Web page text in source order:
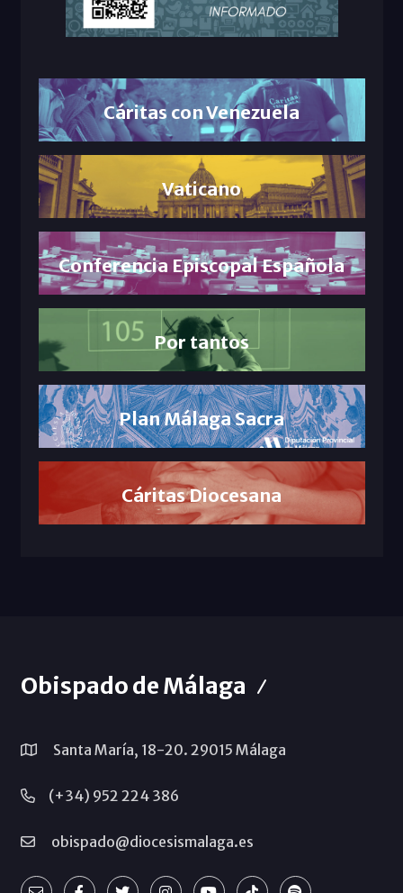
Cáritas con Venezuela
Vaticano
Conferencia Episcopal Española
Por tantos
Plan Málaga Sacra
Cáritas Diocesana
Obispado de Málaga
Santa María, 18-20. 29015 Málaga
(+34) 952 224 386
obispado@diocesismalaga.es